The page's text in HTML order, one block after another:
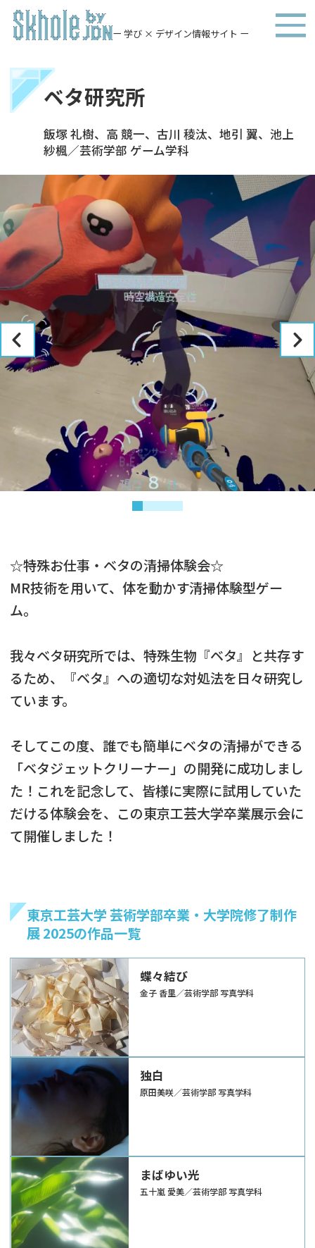
ー 学び × デザイン情報サイト ー
ベタ研究所
飯塚 礼樹、高 競一、古川 稜汰、地引 翼、池上
紗楓／芸術学部 ゲーム学科
☆特殊お仕事・ベタの清掃体験会☆
MR技術を用いて、体を動かす清掃体験型ゲー
ム。
我々ベタ研究所では、特殊生物『ベタ』と共存す
るため、『ベタ』への適切な対処法を日々研究し
ています。
そしてこの度、誰でも簡単にベタの清掃ができる
「ベタジェットクリーナー」の開発に成功しまし
た！これを記念して、皆様に実際に試用していた
だける体験会を、この東京工芸大学卒業展示会に
て開催しました！
東京工芸大学 芸術学部卒業・大学院修了制作
展 2025の作品一覧
蝶々結び
金子 香里／芸術学部 写真学科
独白
原田美咲／芸術学部 写真学科
まばゆい光
五十嵐 愛美／芸術学部 写真学科